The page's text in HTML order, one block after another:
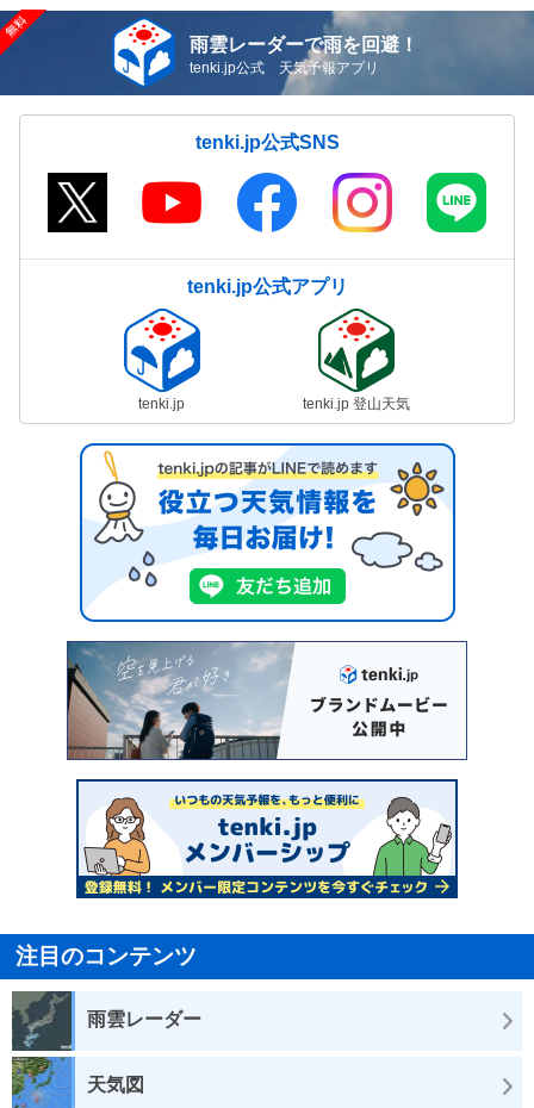
雨雲レーダーで雨を回避！
tenki.jp公式 天気予報アプリ
tenki.jp公式SNS
tenki.jp公式アプリ
tenki.jp tenki.jp 登山天気
注目のコンテンツ
雨雲レーダー
天気図